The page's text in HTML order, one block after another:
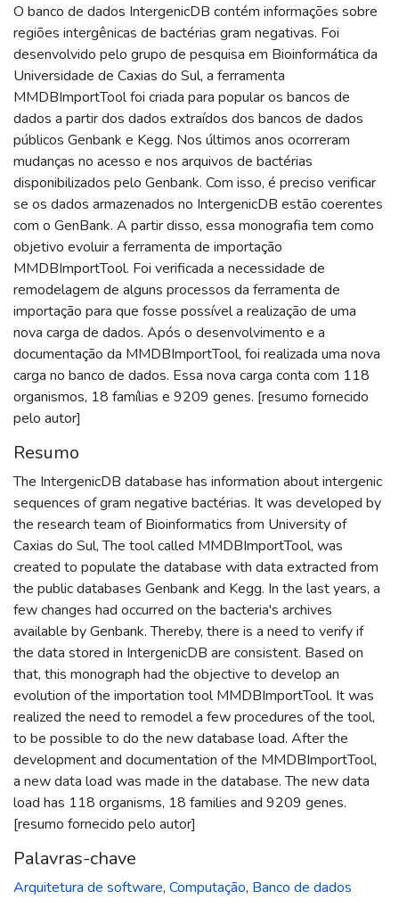
O banco de dados IntergenicDB contém informações sobre
regiões intergênicas de bactérias gram negativas. Foi
desenvolvido pelo grupo de pesquisa em Bioinformática da
Universidade de Caxias do Sul, a ferramenta
MMDBImportTool foi criada para popular os bancos de
dados a partir dos dados extraídos dos bancos de dados
públicos Genbank e Kegg. Nos últimos anos ocorreram
mudanças no acesso e nos arquivos de bactérias
disponibilizados pelo Genbank. Com isso, é preciso verificar
se os dados armazenados no IntergenicDB estão coerentes
com o GenBank. A partir disso, essa monografia tem como
objetivo evoluir a ferramenta de importação
MMDBImportTool. Foi verificada a necessidade de
remodelagem de alguns processos da ferramenta de
importação para que fosse possível a realização de uma
nova carga de dados. Após o desenvolvimento e a
documentação da MMDBImportTool, foi realizada uma nova
carga no banco de dados. Essa nova carga conta com 118
organismos, 18 famílias e 9209 genes. [resumo fornecido
pelo autor]
Resumo
The IntergenicDB database has information about intergenic
sequences of gram negative bactérias. It was developed by
the research team of Bioinformatics from University of
Caxias do Sul, The tool called MMDBImportTool, was
created to populate the database with data extracted from
the public databases Genbank and Kegg. In the last years, a
few changes had occurred on the bacteria's archives
available by Genbank. Thereby, there is a need to verify if
the data stored in IntergenicDB are consistent. Based on
that, this monograph had the objective to develop an
evolution of the importation tool MMDBImportTool. It was
realized the need to remodel a few procedures of the tool,
to be possible to do the new database load. After the
development and documentation of the MMDBImportTool,
a new data load was made in the database. The new data
load has 118 organisms, 18 families and 9209 genes.
[resumo fornecido pelo autor]
Palavras-chave
Arquitetura de software, Computação, Banco de dados